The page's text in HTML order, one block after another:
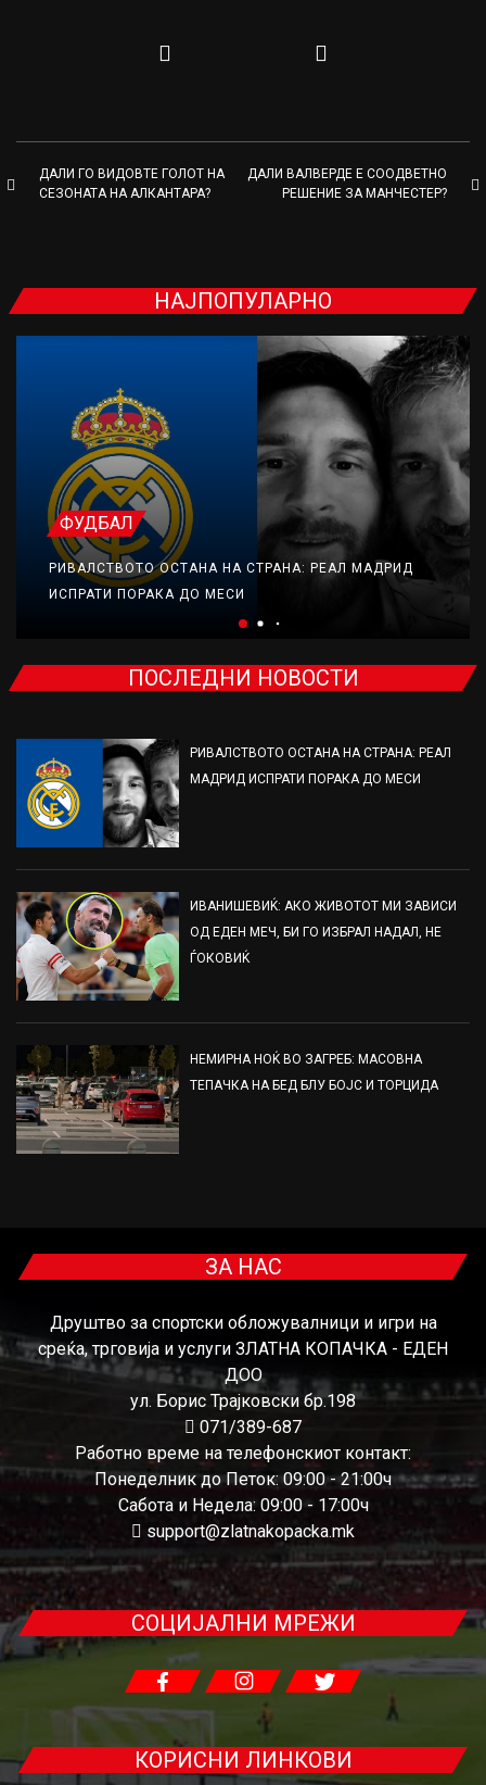
ДАЛИ ГО ВИДОВТЕ ГОЛОТ НА
СЕЗОНАТА НА АЛКАНТАРА?
ДАЛИ ВАЛВЕРДЕ Е СООДВЕТНО
РЕШЕНИЕ ЗА МАНЧЕСТЕР?
НАЈПОПУЛАРНО
ФУДБАЛ
РИВАЛСТВОТО ОСТАНА НА СТРАНА: РЕАЛ МАДРИД
ИСПРАТИ ПОРАКА ДО МЕСИ
ПОСЛЕДНИ НОВОСТИ
РИВАЛСТВОТО ОСТАНА НА СТРАНА: РЕАЛ
МАДРИД ИСПРАТИ ПОРАКА ДО МЕСИ
ИВАНИШЕВИЌ: АКО ЖИВОТОТ МИ ЗАВИСИ
ОД ЕДЕН МЕЧ, БИ ГО ИЗБРАЛ НАДАЛ, НЕ
ЃОКОВИЌ
НЕМИРНА НОЌ ВО ЗАГРЕБ: МАСОВНА
ТЕПАЧКА НА БЕД БЛУ БОЈС И ТОРЦИДА
ЗА НАС
Друштво за спортски обложувалници и игри на
среќа, трговија и услуги ЗЛАТНА КОПАЧКА - ЕДЕН
ДОО
ул. Борис Трајковски бр.198
071/389-687
Работно време на телефонскиот контакт:
Понеделник до Петок: 09:00 - 21:00ч
Сабота и Недела: 09:00 - 17:00ч
support@zlatnakopacka.mk
СОЦИЈАЛНИ МРЕЖИ
КОРИСНИ ЛИНКОВИ